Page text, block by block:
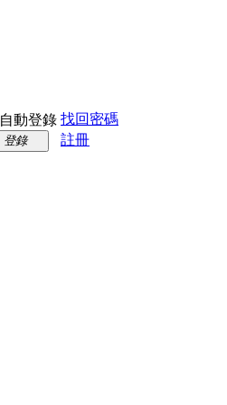
自動登錄 找回密碼
登錄
註冊